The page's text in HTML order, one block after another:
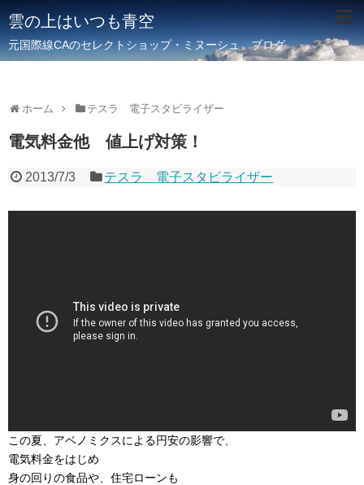
雲の上はいつも青空
元国際線CAのセレクトショップ・ミヌーシュ ブログ
ホーム テスラ 電子スタビライザー
電気料金他 値上げ対策！
2013/7/3 テスラ 電子スタビライザー
この夏、アベノミクスによる円安の影響で、
電気料金をはじめ
身の回りの食品や、住宅ローンも